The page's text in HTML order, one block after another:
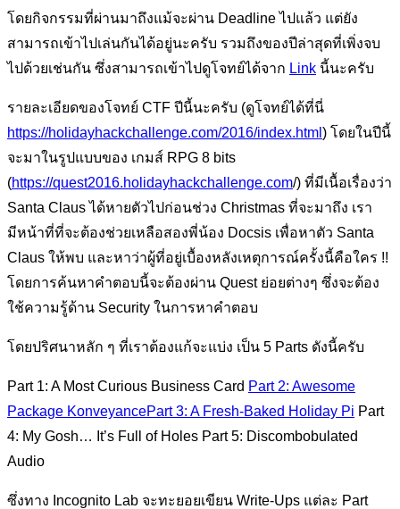
โดยกิจกรรมที่ผ่านมาถึงแม้จะผ่าน Deadline ไปแล้ว แต่ยัง
สามารถเข้าไปเล่นกันได้อยู่นะครับ รวมถึงของปีล่าสุดที่เพิ่งจบ
ไปด้วยเช่นกัน ซึ่งสามารถเข้าไปดูโจทย์ได้จาก Link นี้นะครับ
รายละเอียดของโจทย์ CTF ปีนี้นะครับ (ดูโจทย์ได้ที่นี่
https://holidayhackchallenge.com/2016/index.html ) โดยในปีนี้
จะมาในรูปแบบของ เกมส์ RPG 8 bits
(https://quest2016.holidayhackchallenge.com/) ที่มีเนื้อเรื่องว่า
Santa Claus ได้หายตัวไปก่อนช่วง Christmas ที่จะมาถึง เรา
มีหน้าที่ที่จะต้องช่วยเหลือสองพี่น้อง Docsis เพื่อหาตัว Santa
Claus ให้พบ และหาว่าผู้ที่อยู่เบื้องหลังเหตุการณ์ครั้งนี้คือใคร !!
โดยการค้นหาคำตอบนี้จะต้องผ่าน Quest ย่อยต่างๆ ซึ่งจะต้อง
ใช้ความรู้ด้าน Security ในการหาคำตอบ
โดยปริศนาหลัก ๆ ที่เราต้องแก้จะแบ่ง เป็น 5 Parts ดังนี้ครับ
Part 1: A Most Curious Business Card Part 2: Awesome
Package KonveyancePart 3: A Fresh-Baked Holiday Pi Part
4: My Gosh… It’s Full of Holes Part 5: Discombobulated
Audio
ซึ่งทาง Incognito Lab จะทะยอยเขียน Write-Ups แต่ละ Part